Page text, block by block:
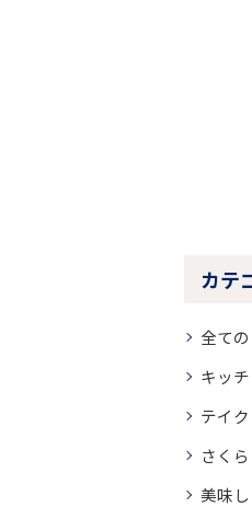
カテ
全て
キッ
テイ
さく
美味